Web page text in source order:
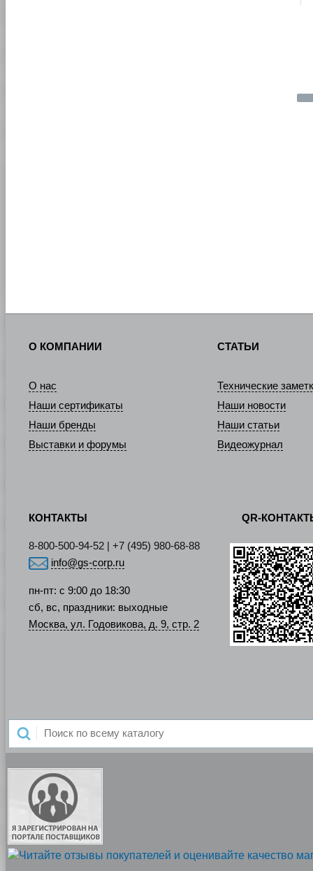
О КОМПАНИИ
О нас
Наши сертификаты
Наши бренды
Выставки и форумы
СТАТЬИ
Технические
Наши новости
Наши статьи
Видеожурнал
КОНТАКТЫ
8-800-500-94-52 | +7 (495) 980-68-88
info@gs-corp.ru
пн-пт: с 9:00 до 18:30
сб, вс, праздники: выходные
Москва, ул. Годовикова, д. 9, стр. 2
QR-